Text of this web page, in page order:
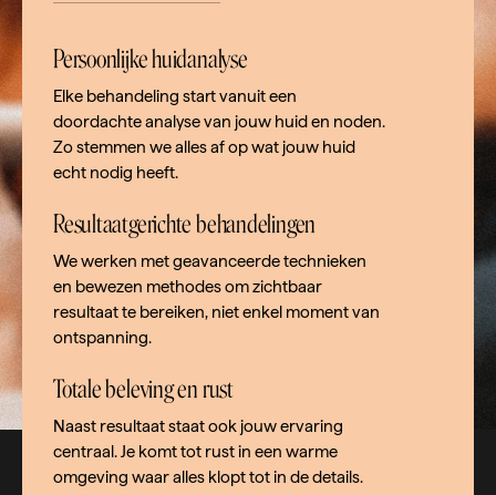
Persoonlijke huidanalyse
Elke behandeling start vanuit een
doordachte analyse van jouw huid en noden.
Zo stemmen we alles af op wat jouw huid
echt nodig heeft.
Resultaatgerichte behandelingen
We werken met geavanceerde technieken
en bewezen methodes om zichtbaar
resultaat te bereiken, niet enkel moment van
ontspanning.
Totale beleving en rust
Naast resultaat staat ook jouw ervaring
centraal. Je komt tot rust in een warme
omgeving waar alles klopt tot in de details.